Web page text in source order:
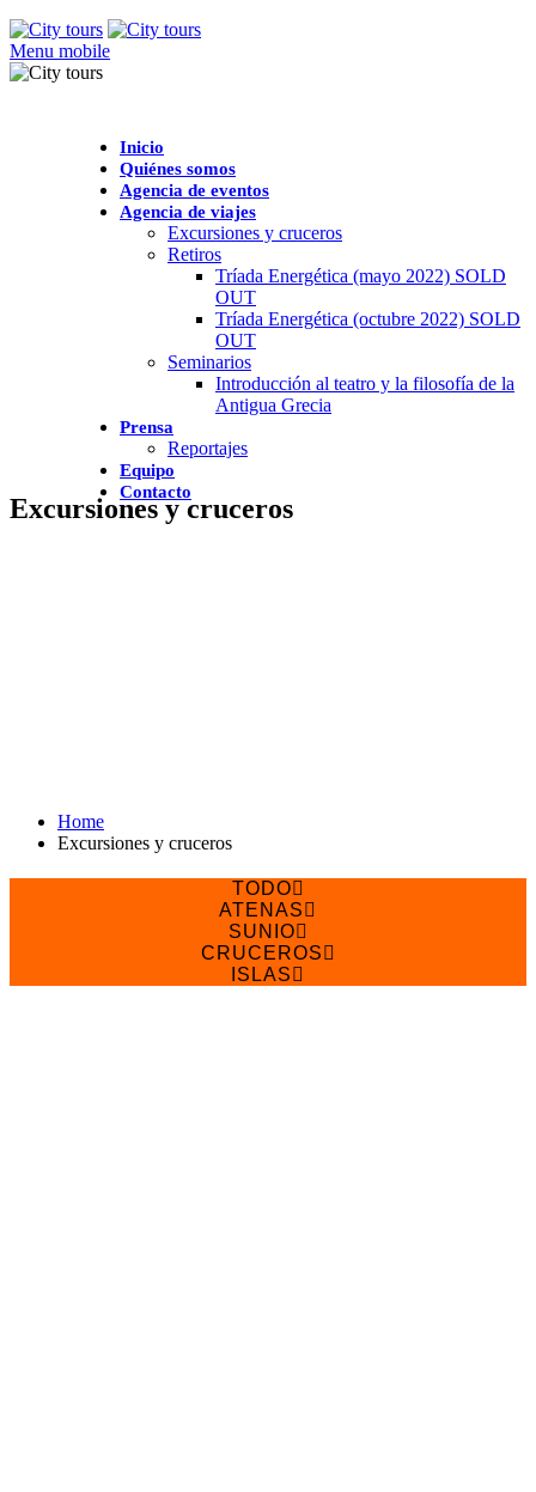
Menu mobile
Inicio
Quiénes somos
Agencia de eventos
Agencia de viajes
Excursiones y cruceros
Retiros
Tríada Energética (mayo 2022) SOLD
OUT
Tríada Energética (octubre 2022) SOLD
OUT
Seminarios
Introducción al teatro y la filosofía de la
Antigua Grecia
Prensa
Reportajes
Equipo
Contacto
Excursiones y cruceros
Home
Excursiones y cruceros
TODO
ATENAS
SUNIO
CRUCEROS
ISLAS